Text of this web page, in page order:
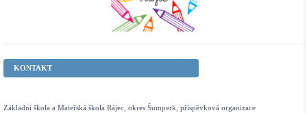
KONTAKT
Základní škola a Mateřská škola Rájec, okres Šumperk, příspěvková organizace